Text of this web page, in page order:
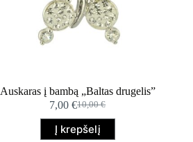
Auskaras į bambą „Baltas drugelis”
10,00€
Original
price
was:
7,00€Current
price
is:
Į krepšelį